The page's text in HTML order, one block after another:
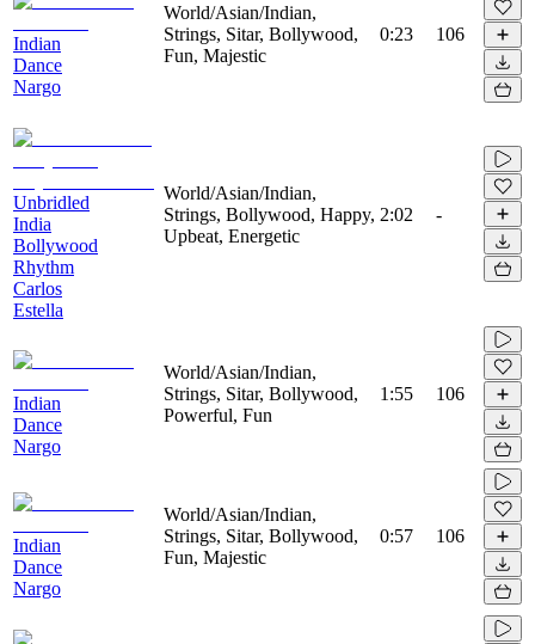
Indian
Dance
Nargo
World/Asian/Indian,
Strings, Sitar, Bollywood,
Fun, Majestic
0:23 106
Unbridled
India
Bollywood
Rhythm
Carlos
Estella
World/Asian/Indian,
Strings, Bollywood, Happy,
Upbeat, Energetic
2:02 -
Indian
Dance
Nargo
World/Asian/Indian,
Strings, Sitar, Bollywood,
Powerful, Fun
1:55 106
Indian
Dance
Nargo
World/Asian/Indian,
Strings, Sitar, Bollywood,
Fun, Majestic
0:57 106